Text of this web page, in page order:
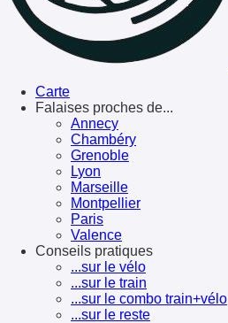
Carte
Falaises proches de...
Annecy
Chambéry
Grenoble
Lyon
Marseille
Montpellier
Paris
Valence
Conseils pratiques
...sur le vélo
...sur le train
...sur le combo train+vélo
...sur le reste